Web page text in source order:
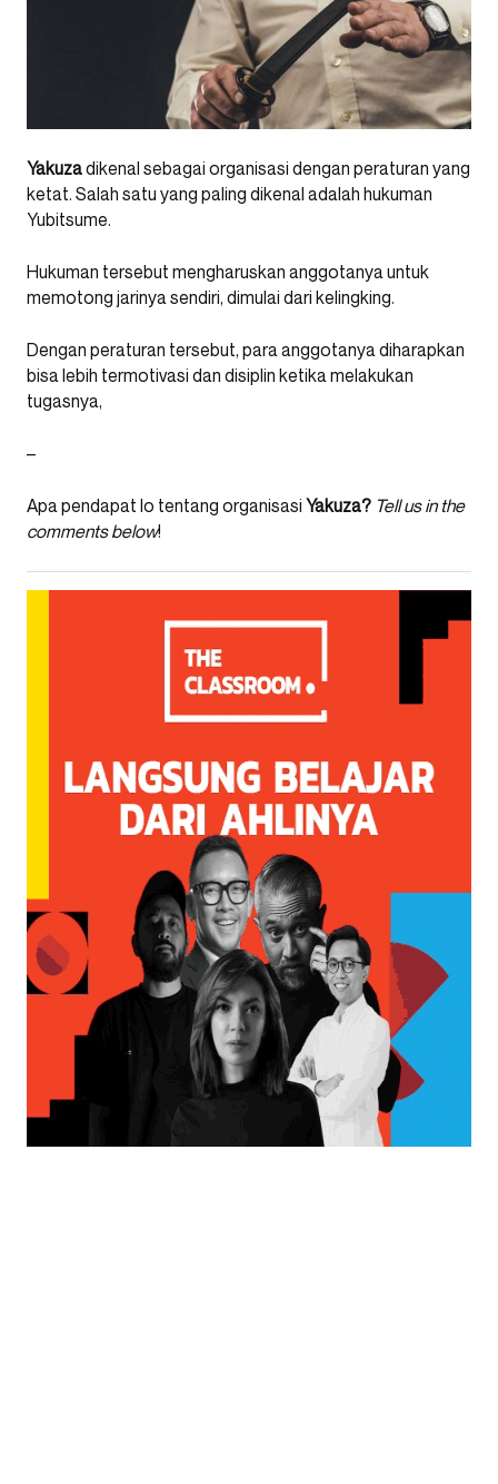
Yakuzadikenal sebagai organisasi dengan peraturan yang
ketat. Salah satu yang paling dikenal adalah hukuman
Yubitsume.
Hukuman tersebut mengharuskan anggotanya untuk
memotong jarinya sendiri, dimulai dari kelingking.
Dengan peraturan tersebut, para anggotanya diharapkan
bisa lebih termotivasi dan disiplin ketika melakukan
tugasnya,
–
Apa pendapat lo tentang organisasi Yakuza? Tell us in the
comments below!